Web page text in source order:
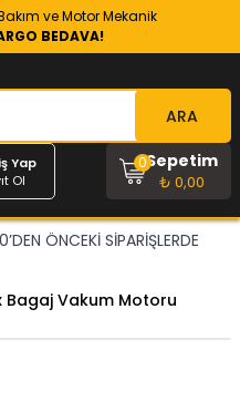
ve Motor Mekanik
BEDAVA!
ARA
Yap
Ol
Sepetim
₺ 0,00
0
ÖNCEKİ SİPARİŞLERDE
Bagaj Vakum Motoru